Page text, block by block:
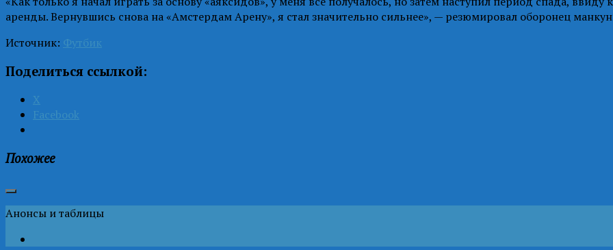
аренды. Вернувшись снова на «Амстердам Арену», я стал значительно сильнее», — резюмировал оборонец
Источник: Футбик
Поделиться ссылкой:
X
Facebook
Похожее
Анонсы и таблицы